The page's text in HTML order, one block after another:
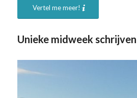
Vertel me meer!
Unieke midweek schrijven